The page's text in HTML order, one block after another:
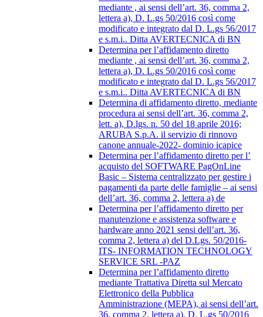
mediante , ai sensi dell’art. 36, comma 2,
lettera a), D. L.gs 50/2016 così come
modificato e integrato dal D. L.gs 56/2017
e s.m.i.. Ditta AVERTECNICA di BN
Determina per l’affidamento diretto
mediante , ai sensi dell’art. 36, comma 2,
lettera a), D. L.gs 50/2016 così come
modificato e integrato dal D. L.gs 56/2017
e s.m.i.. Ditta AVERTECNICA di BN
Determina di affidamento diretto, mediante
procedura ai sensi dell’art. 36, comma 2,
lett. a), D.lgs. n. 50 del 18 aprile 2016;
ARUBA S.p.A. il servizio di rinnovo
canone annuale-2022- dominio icapice
Determina per l’affidamento diretto per l’
acquisto del SOFTWARE PagOnLine
Basic – Sistema centralizzato per gestire i
pagamenti da parte delle famiglie – ai sensi
dell’art. 36, comma 2, lettera a) de
Determina per l’affidamento diretto per
manutenzione e assistenza software e
hardware anno 2021 sensi dell’art. 36,
comma 2, lettera a) del D.Lgs. 50/2016-
ITS- INFORMATION TECHNOLOGY
SERVICE SRL -PAZ
Determina per l’affidamento diretto
mediante Trattativa Diretta sul Mercato
Elettronico della Pubblica
Amministrazione (MEPA), ai sensi dell’art.
36, comma 2, lettera a), D. L.gs 50/2016